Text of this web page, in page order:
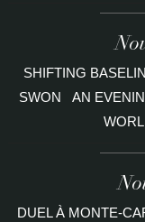
SHIFTING
SWON
AN
DUEL À MONTE-